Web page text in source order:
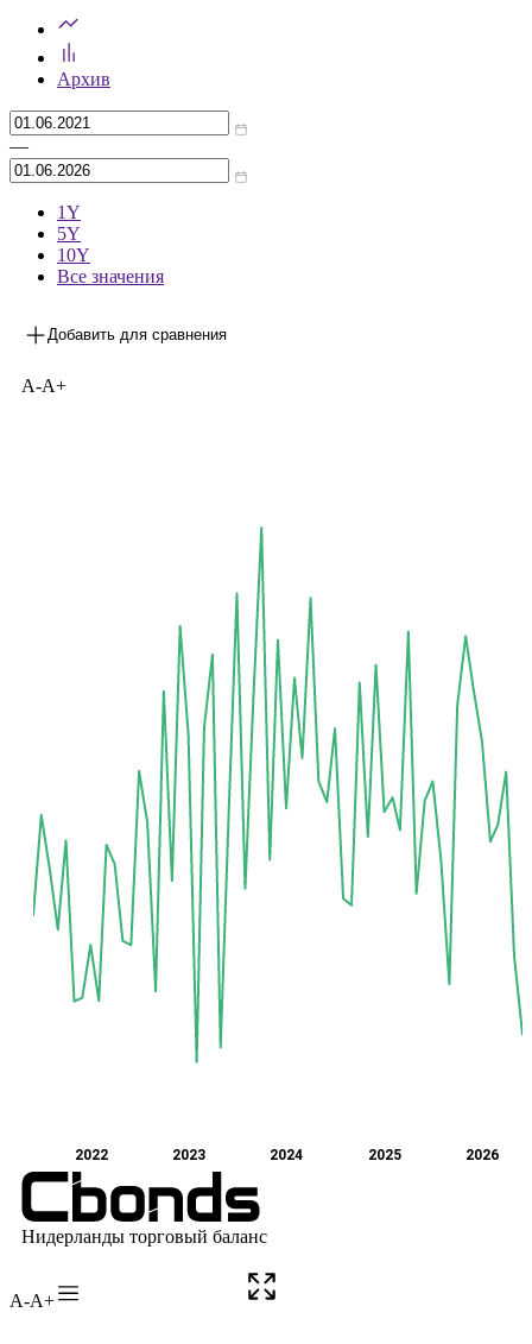
Архив
—
1Y
5Y
10Y
Все значения
Добавить для сравнения
A-A+